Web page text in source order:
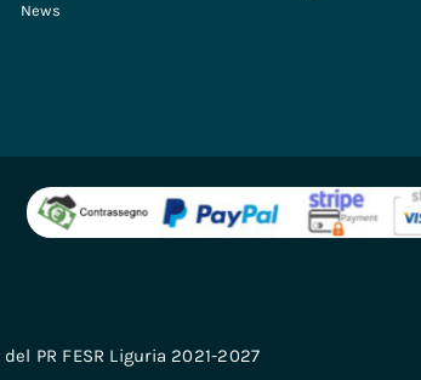
News
PR FESR Liguria 2021-2027